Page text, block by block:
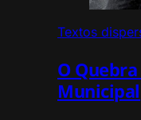
Textos
O
Municipal